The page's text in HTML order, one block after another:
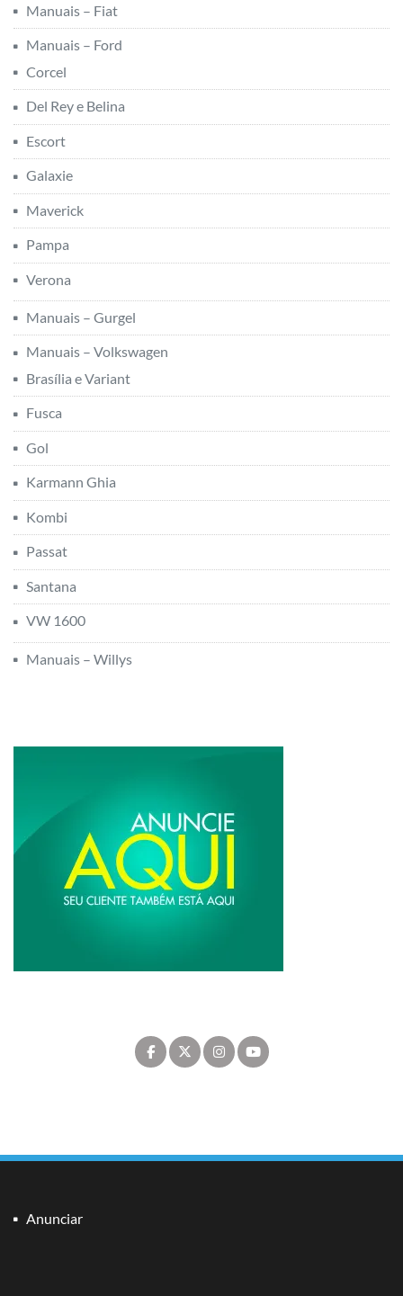
Manuais – Fiat
Manuais – Ford
Corcel
Del Rey e Belina
Escort
Galaxie
Maverick
Pampa
Verona
Manuais – Gurgel
Manuais – Volkswagen
Brasília e Variant
Fusca
Gol
Karmann Ghia
Kombi
Passat
Santana
VW 1600
Manuais – Willys
Anunciar